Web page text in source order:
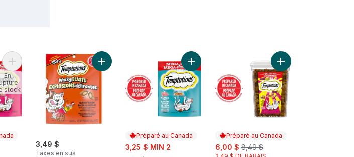
Mélimélo arômes de poulet, d'herbe à chat et de cheddar au panier
Ajouter Gâteries pour chats adultes saveur de bœuf nourrissant au panier
En
stock
3,49 $
Taxes en sus
Ajouter Gâteries pour chats Explosions délirantes, saveur Bacon gloussant,
Préparé au Canada
sale:
3,25 $ MIN 2
Ajouter Gâteries pour chats adultes saveur de
Préparé au Canada
sale:
6,00 $ , formerly:
8,49 $
Ajouter Gâteries